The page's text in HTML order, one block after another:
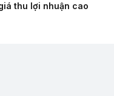
thu lợi nhuận cao